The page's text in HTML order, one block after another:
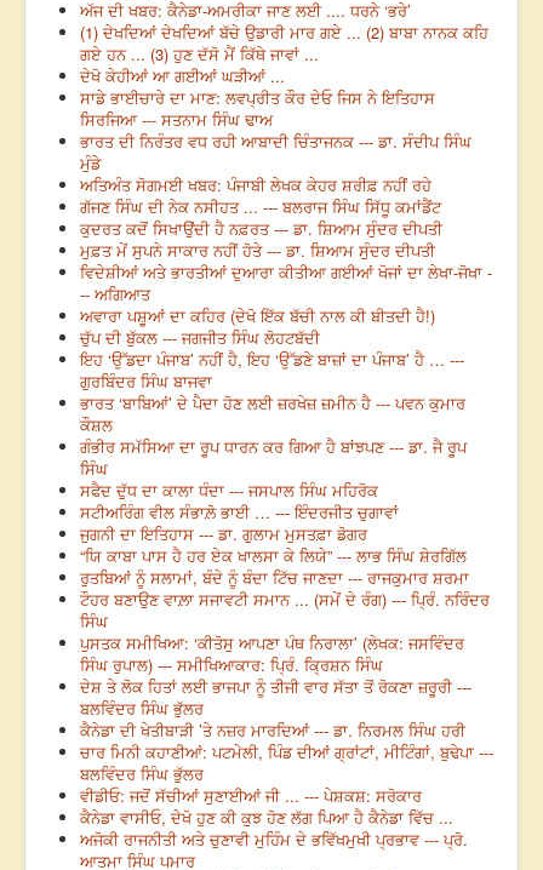
ਅੱਜ ਦੀ ਖਬਰ: ਕੈਨੇਡਾ-ਅਮਰੀਕਾ ਜਾਣ ਲਈ .... ਧਰਨੇ ‘ਭਰੇ’
(1) ਦੇਖਦਿਆਂ ਦੇਖਦਿਆਂ ਬੱਚੇ ਉਡਾਰੀ ਮਾਰ ਗਏ ... (2) ਬਾਬਾ ਨਾਨਕ ਕਹਿ
ਗਏ ਹਨ ... (3) ਹੁਣ ਦੱਸੋ ਮੈਂ ਕਿੱਥੇ ਜਾਵਾਂ ...
ਦੇਖੋ ਕੇਹੀਆਂ ਆ ਗਈਆਂ ਘੜੀਆਂ ...
ਸਾਡੇ ਭਾਈਚਾਰੇ ਦਾ ਮਾਣ: ਲਵਪ੍ਰੀਤ ਕੌਰ ਦੇਓ ਜਿਸ ਨੇ ਇਤਿਹਾਸ
ਸਿਰਜਿਆ --- ਸਤਨਾਮ ਸਿੰਘ ਢਾਅ
ਭਾਰਤ ਦੀ ਨਿਰੰਤਰ ਵਧ ਰਹੀ ਆਬਾਦੀ ਚਿੰਤਾਜਨਕ --- ਡਾ. ਸੰਦੀਪ ਸਿੰਘ
ਮੁੰਡੇ
ਅਤਿਅੰਤ ਸੋਗਮਈ ਖਬਰ: ਪੰਜਾਬੀ ਲੇਖਕ ਕੇਹਰ ਸ਼ਰੀਫ਼ ਨਹੀਂ ਰਹੇ
ਗੱਜਣ ਸਿੰਘ ਦੀ ਨੇਕ ਨਸੀਹਤ ... --- ਬਲਰਾਜ ਸਿੰਘ ਸਿੱਧੂ ਕਮਾਂਡੈਂਟ
ਕੁਦਰਤ ਕਦੋਂ ਸਿਖਾਉਂਦੀ ਹੈ ਨਫ਼ਰਤ --- ਡਾ. ਸ਼ਿਆਮ ਸੁੰਦਰ ਦੀਪਤੀ
ਮੁਫ਼ਤ ਮੇਂ ਸੁਪਨੇ ਸਾਕਾਰ ਨਹੀਂ ਹੋਤੇ --- ਡਾ. ਸ਼ਿਆਮ ਸੁੰਦਰ ਦੀਪਤੀ
ਵਿਦੇਸ਼ੀਆਂ ਅਤੇ ਭਾਰਤੀਆਂ ਦੁਆਰਾ ਕੀਤੀਆ ਗਈਆਂ ਖੋਜਾਂ ਦਾ ਲੇਖਾ-ਜੋਖਾ -
-- ਅਗਿਆਤ
ਅਵਾਰਾ ਪਸ਼ੂਆਂ ਦਾ ਕਹਿਰ (ਦੇਖੋ ਇੱਕ ਬੱਚੀ ਨਾਲ ਕੀ ਬੀਤਦੀ ਹੈ!)
ਚੁੱਪ ਦੀ ਬੁੱਕਲ --- ਜਗਜੀਤ ਸਿੰਘ ਲੋਹਟਬੱਦੀ
ਇਹ ‘ਉੱਡਦਾ ਪੰਜਾਬ’ ਨਹੀਂ ਹੈ, ਇਹ ‘ਉੱਡਣੇ ਬਾਜ਼ਾਂ ਦਾ ਪੰਜਾਬ’ ਹੈ … ---
ਗੁਰਬਿੰਦਰ ਸਿੰਘ ਬਾਜਵਾ
ਭਾਰਤ ‘ਬਾਬਿਆਂ’ ਦੇ ਪੈਦਾ ਹੋਣ ਲਈ ਜ਼ਰਖੇਜ਼ ਜ਼ਮੀਨ ਹੈ --- ਪਵਨ ਕੁਮਾਰ
ਕੌਸ਼ਲ
ਗੰਭੀਰ ਸਮੱਸਿਆ ਦਾ ਰੂਪ ਧਾਰਨ ਕਰ ਗਿਆ ਹੈ ਬਾਂਝਪਣ --- ਡਾ. ਜੈ ਰੂਪ
ਸਿੰਘ
ਸਫੈਦ ਦੁੱਧ ਦਾ ਕਾਲਾ ਧੰਦਾ --- ਜਸਪਾਲ ਸਿੰਘ ਮਹਿਰੋਕ
ਸਟੀਅਰਿੰਗ ਵੀਲ ਸੰਭਾਲ਼ੋ ਭਾਈ … --- ਇੰਦਰਜੀਤ ਚੁਗਾਵਾਂ
ਜੁਗਨੀ ਦਾ ਇਤਿਹਾਸ --- ਡਾ. ਗੁਲਾਮ ਮੁਸਤਫ਼ਾ ਡੋਗਰ
“ਯਿ ਕਾਬਾ ਪਾਸ ਹੈ ਹਰ ਏਕ ਖਾਲਸਾ ਕੇ ਲਿਯੇ” --- ਲਾਭ ਸਿੰਘ ਸ਼ੇਰਗਿੱਲ
ਰੁਤਬਿਆਂ ਨੂੰ ਸਲਾਮਾਂ, ਬੰਦੇ ਨੂੰ ਬੰਦਾ ਟਿੱਚ ਜਾਣਦਾ --- ਰਾਜਕੁਮਾਰ ਸ਼ਰਮਾ
ਟੌਹਰ ਬਣਾਉਣ ਵਾਲ਼ਾ ਸਜਾਵਟੀ ਸਮਾਨ ... (ਸਮੇਂ ਦੇ ਰੰਗ) --- ਪ੍ਰਿੰ. ਨਰਿੰਦਰ
ਸਿੰਘ
ਪੁਸਤਕ ਸਮੀਖਿਆ: ‘ਕੀਤੋਸੁ ਆਪਣਾ ਪੰਥ ਨਿਰਾਲਾ’ (ਲੇਖਕ: ਜਸਵਿੰਦਰ
ਸਿੰਘ ਰੁਪਾਲ) --- ਸਮੀਖਿਆਕਾਰ: ਪ੍ਰਿੰ. ਕ੍ਰਿਸ਼ਨ ਸਿੰਘ
ਦੇਸ਼ ਤੇ ਲੋਕ ਹਿਤਾਂ ਲਈ ਭਾਜਪਾ ਨੂੰ ਤੀਜੀ ਵਾਰ ਸੱਤਾ ਤੋਂ ਰੋਕਣਾ ਜ਼ਰੂਰੀ ---
ਬਲਵਿੰਦਰ ਸਿੰਘ ਭੁੱਲਰ
ਕੈਨੇਡਾ ਦੀ ਖੇਤੀਬਾੜੀ ’ਤੇ ਨਜ਼ਰ ਮਾਰਦਿਆਂ --- ਡਾ. ਨਿਰਮਲ ਸਿੰਘ ਹਰੀ
ਚਾਰ ਮਿਨੀ ਕਹਾਣੀਆਂ: ਪਟਮੇਲੀ, ਪਿੰਡ ਦੀਆਂ ਗ੍ਰਾਂਟਾਂ, ਮੀਟਿੰਗਾਂ, ਬੁਢੇਪਾ ---
ਬਲਵਿੰਦਰ ਸਿੰਘ ਭੁੱਲਰ
ਵੀਡੀਓ: ਜਦੋਂ ਸੱਚੀਆਂ ਸੁਣਾਈਆਂ ਜੀ ... --- ਪੇਸ਼ਕਸ਼: ਸਰੋਕਾਰ
ਕੈਨੇਡਾ ਵਾਸੀਓ, ਦੇਖੋ ਹੁਣ ਕੀ ਕੁਝ ਹੋਣ ਲੱਗ ਪਿਆ ਹੈ ਕੈਨੇਡਾ ਵਿੱਚ ...
ਅਜੋਕੀ ਰਾਜਨੀਤੀ ਅਤੇ ਚੁਣਾਵੀ ਮੁਹਿੰਮ ਦੇ ਭਵਿੱਖਮੁਖੀ ਪ੍ਰਭਾਵ --- ਪ੍ਰੋ.
ਆਤਮਾ ਸਿੰਘ ਪਮਾਰ